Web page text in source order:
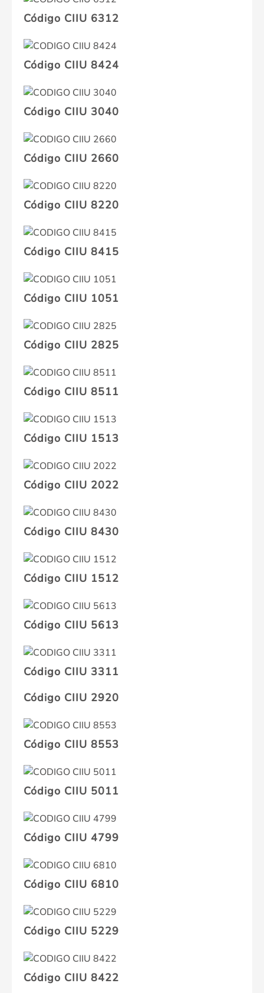
Código CIIU 6312
Código CIIU 8424
Código CIIU 3040
Código CIIU 2660
Código CIIU 8220
Código CIIU 8415
Código CIIU 1051
Código CIIU 2825
Código CIIU 8511
Código CIIU 1513
Código CIIU 2022
Código CIIU 8430
Código CIIU 1512
Código CIIU 5613
Código CIIU 3311
Código CIIU 2920
Código CIIU 8553
Código CIIU 5011
Código CIIU 4799
Código CIIU 6810
Código CIIU 5229
Código CIIU 8422